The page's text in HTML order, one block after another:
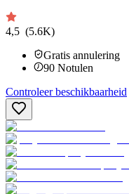
4,5 (5.6K)
Gratis annulering
90 Notulen
Controleer beschikbaarheid